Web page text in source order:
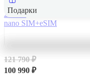
Подарки
256 Гб
nano SIM+eSIM
121 790 ₽
100 990 ₽